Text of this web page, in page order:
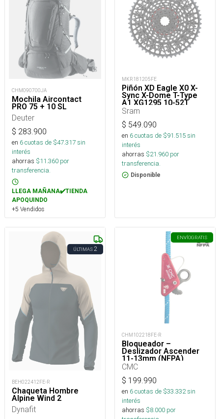
CHM090700JA
Mochila Aircontact
PRO 75 + 10 SL
Deuter
$ 283.900
en 6cuotas de $47.317sin
interés
ahorras $11.360 por
transferencia.
LLEGA MAÑANA✔️TIENDA
APOQUINDO
+5 Vendidos
MKR181205FE
Piñón XD Eagle X0 X-
Sync X-Dome T-Type
A1 XG1295 10-52T
Sram
$ 549.090
en 6cuotas de $91.515sin
interés
ahorras $21.960 por
transferencia.
Disponible
ÚLTIMAS2
BEH022412FE-R
Chaqueta Hombre
Alpine Wind 2
Dynafit
ENVÍOGRATIS
CHM102218FE-R
Bloqueador –
Deslizador Ascender
11-13mm (NFPA)
CMC
$ 199.990
en 6cuotas de $33.332sin
interés
ahorras $8.000 por